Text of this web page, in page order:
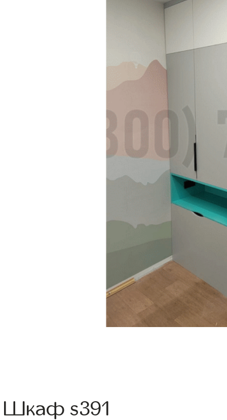
Шкаф s391